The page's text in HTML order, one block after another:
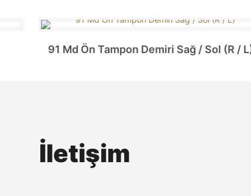
91 Md Ön Tampon Demiri Sağ / Sol (R /
İletişim